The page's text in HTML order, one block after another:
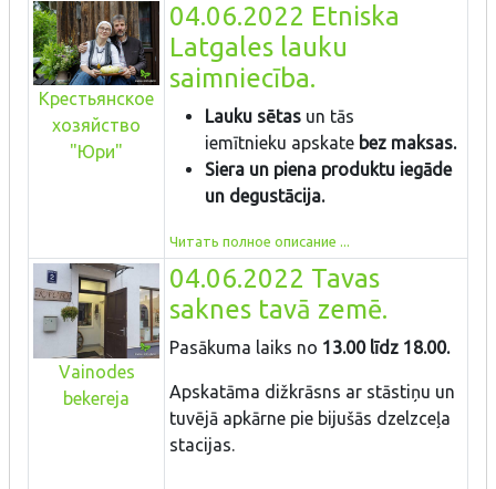
Крестьянское
хозяйство
"Юри"
04.06.2022 Etniska
Latgales lauku
saimniecība.
Lauku sētas un tās
iemītnieku apskate bez maksas.
Siera un piena produktu iegāde
un degustācija.
Читать полное описание ...
Vainodes
bekereja
04.06.2022 Tavas
saknes tavā zemē.
Pasākuma laiks no 13.00 līdz 18.00.
Apskatāma dižkrāsns ar stāstiņu un
tuvējā apkārne pie bijušās dzelzceļa
stacijas.